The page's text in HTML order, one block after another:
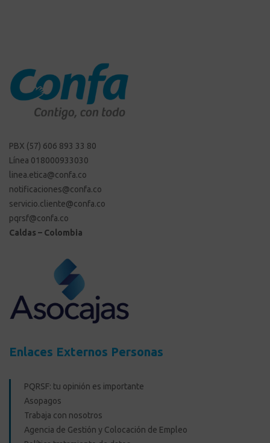
PBX (57) 606 893 33 80
Línea 018000933030
linea.etica@confa.co
notificaciones@confa.co
servicio.cliente@confa.co
pqrsf@confa.co
Caldas – Colombia
Enlaces Externos Personas
PQRSF: tu opinión es importante
Asopagos
Trabaja con nosotros
Agencia de Gestión y Colocación de Empleo